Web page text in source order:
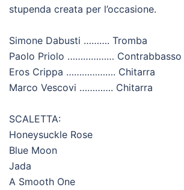
stupenda creata per l’occasione.
Simone Dabusti ………. Tromba
Paolo Priolo ……………… Contrabbasso
Eros Crippa ………………. Chitarra
Marco Vescovi …………. Chitarra
SCALETTA:
Honeysuckle Rose
Blue Moon
Jada
A Smooth One